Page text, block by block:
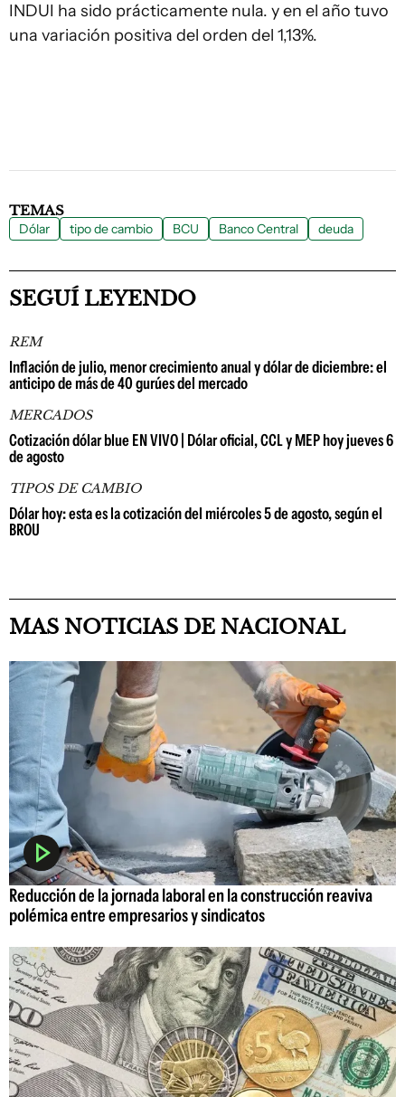
INDUI ha sido prácticamente nula. y en el año tuvo
una variación positiva del orden del 1,13%.
TEMAS
Dólar tipo de cambio BCU Banco Central deuda
SEGUÍ LEYENDO
REM
Inflación de julio, menor crecimiento anual y dólar de diciembre: el
anticipo de más de 40 gurúes del mercado
MERCADOS
Cotización dólar blue EN VIVO | Dólar oficial, CCL y MEP hoy jueves 6
de agosto
TIPOS DE CAMBIO
Dólar hoy: esta es la cotización del miércoles 5 de agosto, según el
BROU
MAS NOTICIAS DE NACIONAL
Reducción de la jornada laboral en la construcción reaviva
polémica entre empresarios y sindicatos